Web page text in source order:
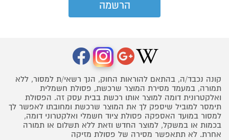
קונה נכבד/ה, בהתאם להוראות החוק, הנך רשאי/ת למסור, ללא
תמורה, במעמד מסירת המוצר שרכשת, פסולת חשמלית
ואלקטרונית דומה למוצר אותו רכשת בבית עסק זה. הפסולת
תימסר למוביל שיספק לך את המוצר שרכשת ומחובתו לאפשר לך
למסור במועד האספקה פסולת ציוד חשמלי ואלקטרוני דומה,
בכמות או במשקל, למוצר החדש וזאת ללא תשלום או תמורה
אחרת. לא תתאפשר מסירה של פסולת מזיקה